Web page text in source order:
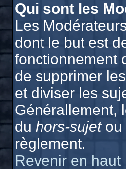
Qui sont les
Les
dont le but est
fonctionnement
de supprimer
et diviser les
Générallement,
du hors-sujetou
règlement.
Revenir en haut